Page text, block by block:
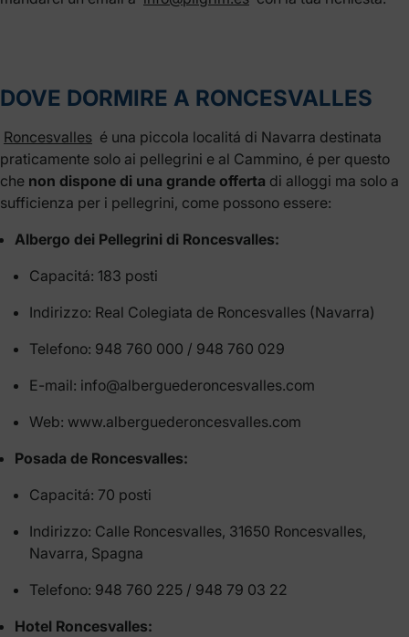
DOVE DORMIRE A RONCESVALLES
Roncesvalles é una piccola localitá di Navarra destinata
praticamente solo ai pellegrini e al Cammino, é per questo
che non dispone di una grande offerta di alloggi ma solo a
sufficienza per i pellegrini, come possono essere:
Albergo dei Pellegrini di Roncesvalles:
Capacitá: 183 posti
Indirizzo: Real Colegiata de Roncesvalles (Navarra)
Telefono: 948 760 000 / 948 760 029
E-mail: info@alberguederoncesvalles.com
Web: www.alberguederoncesvalles.com
Posada de Roncesvalles:
Capacitá: 70 posti
Indirizzo: Calle Roncesvalles, 31650 Roncesvalles,
Navarra, Spagna
Telefono: 948 760 225 / 948 79 03 22
Hotel Roncesvalles: